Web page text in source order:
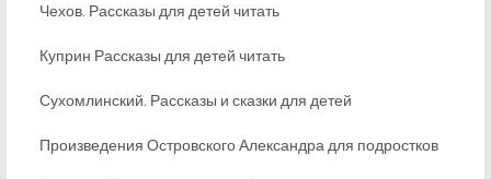
Чехов. Рассказы для детей читать
Куприн Рассказы для детей читать
Сухомлинский. Рассказы и сказки для детей
Произведения Островского Александра для подростков